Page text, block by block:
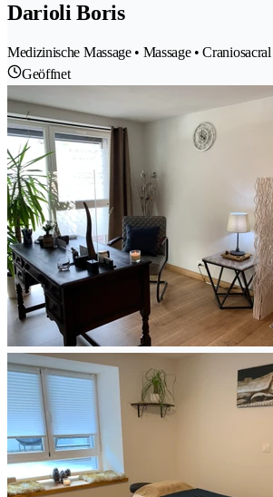
Darioli Boris
Medizinische Massage • Massage •
Geöffnet